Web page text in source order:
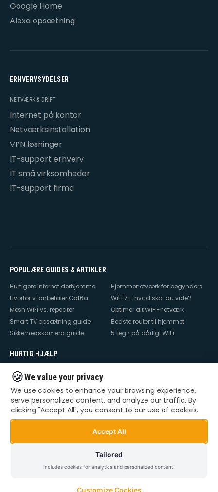
Google Home
Alexa opsætning
ERHVERVSYDELSER
NETVÆRK & DRIFT
Internet på kontor
Netværksinstallation
VPN løsninger
IT-support erhverv
IT små virksomheder
IT-support firma
POPULÆRE GUIDES & ARTIKLER
Hurtigere internet derhjemme
Hjemmenetværk for begyndere
Hvorfor vi anbefaler Cat6a
WiFi 7 – hvad skal du vide?
Mesh WiFi vs. repeater
Optimer dit WiFi-netværk
Smart TV opsætning guide
Bedste router til hjemmet
Sikkerhedskamera guide
5 tegn på dårligt WiFi
HURTIG HJÆLP
Hjælp til internet
Hjælp til TV
Hjælp til router
WiFi falder ud
TV der ikke virker
Dårlig WiFi
Mesh WiFi opsætning
Videoovervågning – privat &
Privatlivspolitik Handelsbetingelser
🍪We value your privacy
We use cookies to enhance your browsing experience,
serve personalized content, and analyze our traffic. By
clicking "Accept All", you consent to our use of cookies.
Accept All
Tailored
Includes cookies for analytics and personalized content.
Customize Cookies